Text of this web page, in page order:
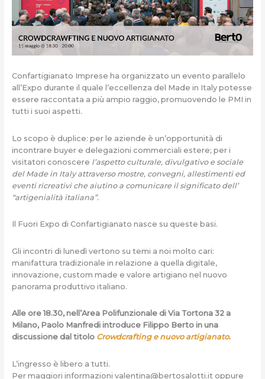
Confartigianato Imprese ha organizzato un evento parallelo
all’Expo durante il quale l’eccellenza del Made in Italy potesse
essere raccontata a più ampio raggio, promuovendo le PMI in
tutti i suoi aspetti.
Lo scopo è duplice: per le aziende è un’opportunità di
incontrare buyer e delegazioni commerciali estere; per i
visitatori conoscere l’aspetto culturale, divulgativo e sociale
del Made in Italy attraverso mostre, convegni, allestimenti ed
eventi ricreativi che aiutino a comunicare il significato dell’
“artigenialità italiana”.
Il Fuori Expo di Confartigianato nasce su queste basi.
Gli incontri di lunedì vertono su temi a noi molto cari:
manifattura tradizionale in relazione a quella digitale,
innovazione, custom made e valore artigiano nel nuovo
panorama produttivo italiano.
Alle ore 18.30, nell’Area Polifunzionale di Via Tortona 32 a
Milano, Paolo Manfredi introduce Filippo Berto in una
discussione dal titolo Crowdcrafting e nuovo artigianato.
L’ingresso è libero a tutti.
Per maggiori informazioni valentina@bertosalotti.it oppure